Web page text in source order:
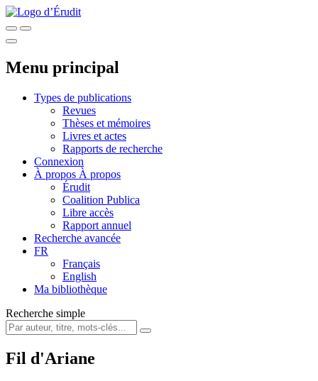
Menu principal
Types de publications
Revues
Thèses et mémoires
Livres et actes
Rapports de recherche
Connexion
À propos À propos
Érudit
Coalition Publica
Libre accès
Rapport annuel
Recherche avancée
FR
Français
English
Ma bibliothèque
Recherche simple
Fil d'Ariane